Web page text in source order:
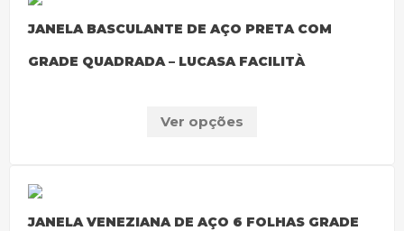
JANELA BASCULANTE DE AÇO PRETA COM
GRADE QUADRADA – LUCASA FACILITÀ
Ver opções
JANELA VENEZIANA DE AÇO 6 FOLHAS GRADE